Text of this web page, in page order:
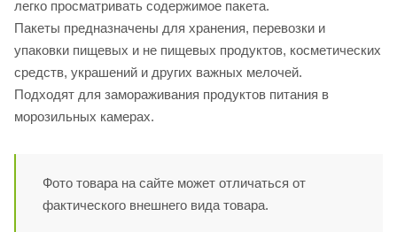
легко просматривать содержимое пакета.
Пакеты предназначены для хранения, перевозки и
упаковки пищевых и не пищевых продуктов, косметических
средств, украшений и других важных мелочей.
Подходят для замораживания продуктов питания в
морозильных камерах.
Фото товара на сайте может отличаться от
фактического внешнего вида товара.